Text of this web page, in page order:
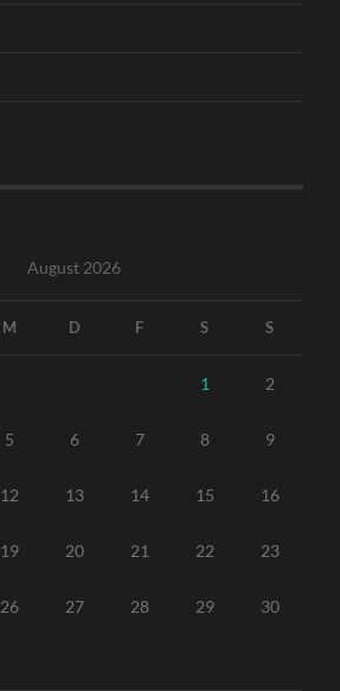
August 2026
M D F S S
1 2
5 6 7 8 9
12 13 14 15 16
19 20 21 22 23
26 27 28 29 30